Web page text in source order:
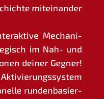
mit­ein­an­der
Mecha­ni­
im Nah- und
dei­ner Geg­ner!
run­den­ba­sier­